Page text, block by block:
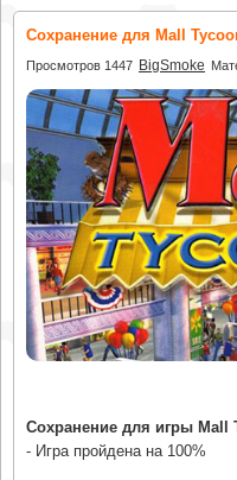
Сохранение для Mall
Просмотров 1447 BigSmoke
Сохранение для игры Mall
- Игра пройдена на 100%